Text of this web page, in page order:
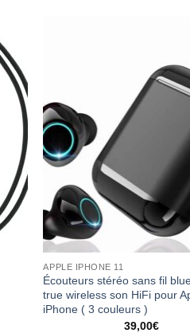
APPLE IPHONE 11
Écouteurs stéréo sans fil
true wireless son HiFi pour
iPhone ( 3 couleurs )
39,00€